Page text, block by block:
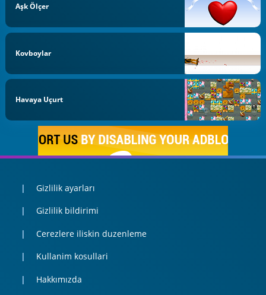
Aşk Ölçer
Kovboylar
Havaya Uçurt
Gizlilik ayarları
Gizlilik bildirimi
Cerezlere iliskin duzenleme
Kullanim kosullari
Hakkımızda